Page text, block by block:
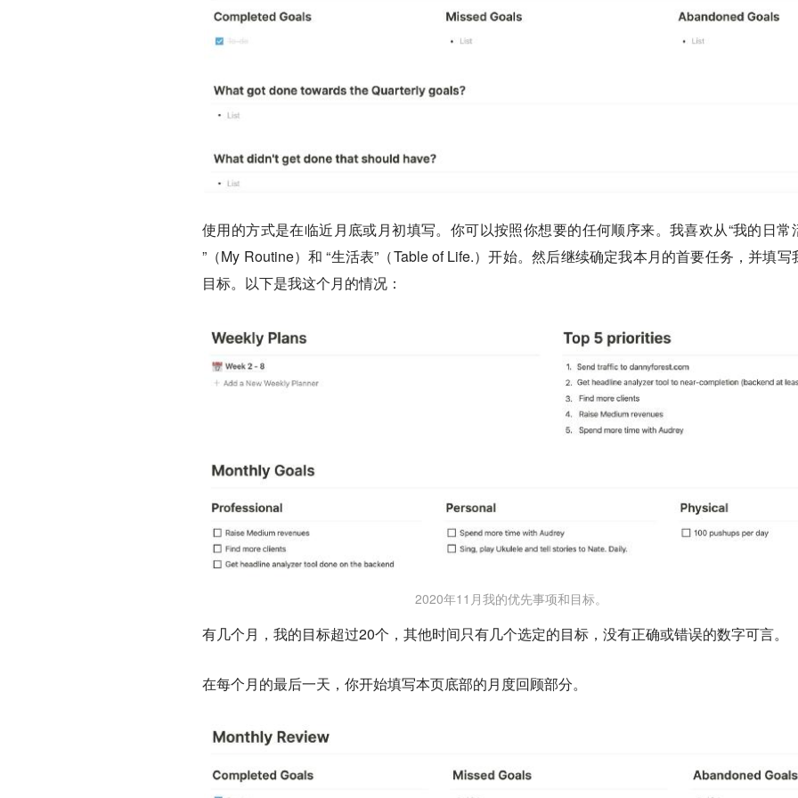
使用的方式是在临近月底或月初填写。你可以按照你想要的任何顺序来。我喜欢从“我的日常
”（My Routine）和 “生活表”（Table of Life.）开始。然后继续确定我本月的首要任务，并填写
目标。以下是我这个月的情况：
2020年11月我的优先事项和目标。
有几个月，我的目标超过20个，其他时间只有几个选定的目标，没有正确或错误的数字可言。
在每个月的最后一天，你开始填写本页底部的月度回顾部分。